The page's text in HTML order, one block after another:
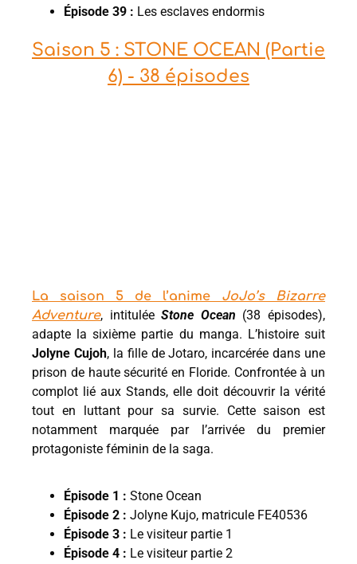
Épisode 39 : Les esclaves endormis
Saison 5 : STONE OCEAN (Partie
6) - 38 épisodes
La saison 5 de l’anime JoJo’s Bizarre
Adventure, intituléeStone Ocean (38 épisodes),
adapte la sixième partie du manga. L’histoire suit
Jolyne Cujoh, la fille de Jotaro, incarcérée dans une
prison de haute sécurité en Floride. Confrontée à un
complot lié aux Stands, elle doit découvrir la vérité
tout en luttant pour sa survie. Cette saison est
notamment marquée par l’arrivée du premier
protagoniste féminin de la saga.
Épisode 1 : Stone Ocean
Épisode 2 : Jolyne Kujo, matricule FE40536
Épisode 3 : Le visiteur partie 1
Épisode 4 : Le visiteur partie 2